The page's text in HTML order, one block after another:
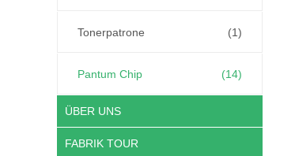
Tonerpatrone (1)
Pantum Chip (14)
ÜBER UNS
FABRIK TOUR